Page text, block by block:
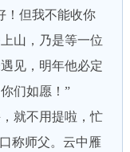
！但我不能收你
山，乃是等一位
见，明年他必定
们如愿！”
就不用提啦，忙
称师父。云中雁